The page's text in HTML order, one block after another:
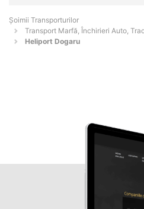
Șoimii Transporturilor
Transport Marfă, Închirieri Auto,
Heliport Dogaru